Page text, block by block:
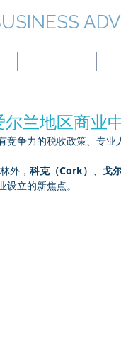
尔兰地区商业
竞争力的税收政策、专
外， 科克（Cork） 、戈
设立的新焦点。